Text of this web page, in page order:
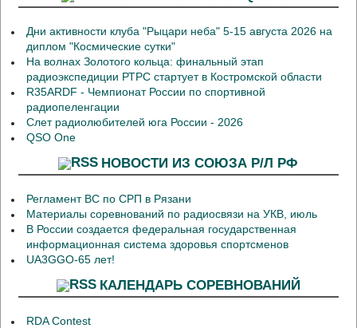
Дни активности клуба "Рыцари неба" 5-15 августа 2026 на
диплом "Космические сутки"
На волнах Золотого кольца: финальный этап
радиоэкспедиции РТРС стартует в Костромской области
R35ARDF - Чемпионат России по спортивной
радиопеленгации
Слет радиолюбителей юга России - 2026
QSO One
НОВОСТИ ИЗ СОЮЗА Р/Л РФ
Регламент ВС по СРП в Рязани
Материалы соревнований по радиосвязи на УКВ, июль
В России создается федеральная государственная
информационная система здоровья спортсменов
UA3GGO-65 лет!
КАЛЕНДАРЬ СОРЕВНОВАНИЙ
RDA Contest